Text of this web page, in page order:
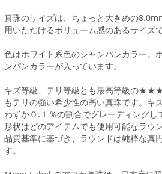
真珠のサイズは、ちょっと大きめの
用いただけるボリューム感のあるサイズで
色はホワイト系色のシャンパンカラー。
ンパンカラーが入っています。
キズ等級、テリ等級とも最高等級の
もテリの強い希少性の高い真珠です。キ
わずか０.１％の割合でグレーディングし
形状はどのアイテムでも使用可能なラウ
品質基準に基づき、ラウンドは純粋な真
す。